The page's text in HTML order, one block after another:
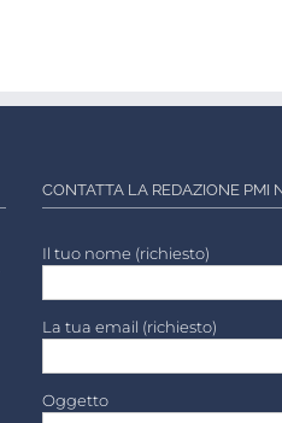
CONTATTA LA REDAZIONE PMI
Il tuo nome (richiesto)
La tua email (richiesto)
Oggetto